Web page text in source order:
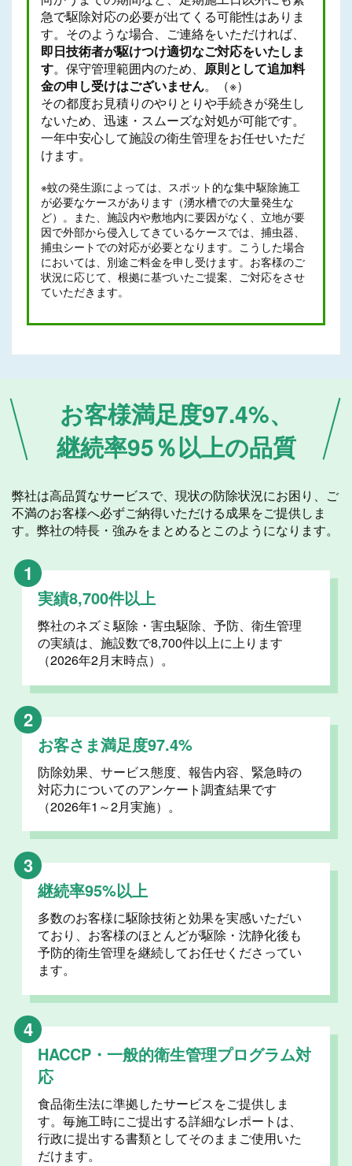
急で駆除対応の必要が出てくる可能性はありま
す。そのような場合、ご連絡をいただければ、
即日技術者が駆けつけ適切なご対応をいたしま
す。保守管理範囲内のため、 原則として追加料
金の申し受けはございません。（※）
その都度お見積りのやりとりや手続きが発生し
ないため、迅速・スムーズな対処が可能です。
一年中安心して施設の衛生管理をお任せいただ
けます。
※蚊の発生源によっては、スポット的な集中駆除施工
が必要なケースがあります（湧水槽での大量発生な
ど）。また、施設内や敷地内に要因がなく、立地が要
因で外部から侵入してきているケースでは、捕虫器、
捕虫シートでの対応が必要となります。こうした場合
においては、別途ご料金を申し受けます。お客様のご
状況に応じて、根拠に基づいたご提案、ご対応をさせ
ていただきます。
お客様満足度97.4%、
継続率95％以上の品質
弊社は高品質なサービスで、現状の防除状況にお困り、ご
不満のお客様へ必ずご納得いただける成果をご提供しま
す。弊社の特長・強みをまとめるとこのようになります。
1
実績8,700件以上
弊社のネズミ駆除・害虫駆除、予防、衛生管理
の実績は、施設数で8,700件以上に上ります
（2026年2月末時点）。
2
お客さま満足度97.4%
防除効果、サービス態度、報告内容、緊急時の
対応力についてのアンケート調査結果です
（2026年1～2月実施）。
3
継続率95%以上
多数のお客様に駆除技術と効果を実感いただい
ており、お客様のほとんどが駆除・沈静化後も
予防的衛生管理を継続してお任せくださってい
ます。
4
HACCP・一般的衛生管理プログラム対
応
食品衛生法に準拠したサービスをご提供しま
す。毎施工時にご提出する詳細なレポートは、
行政に提出する書類としてそのままご使用いた
だけます。